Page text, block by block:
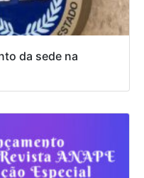
da sede na